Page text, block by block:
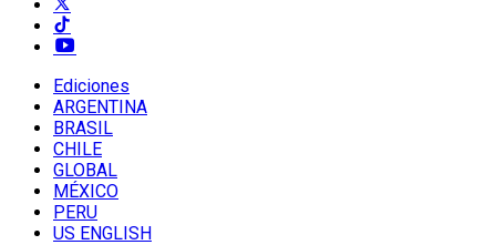
Ediciones
ARGENTINA
BRASIL
CHILE
GLOBAL
MÉXICO
PERU
US ENGLISH